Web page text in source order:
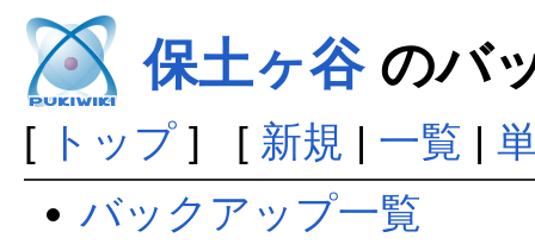
保土ヶ谷のバ
[ トップ] [ 新規 | 一覧 |
バックアップ一覧